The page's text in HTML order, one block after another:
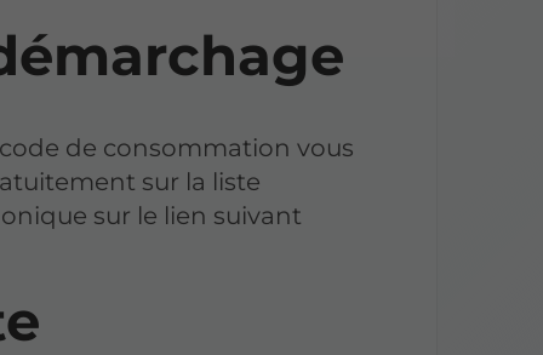
de consommation vous
sur la liste
sur le lien suivant